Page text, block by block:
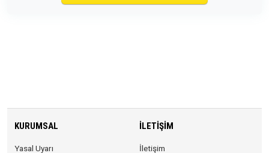
KURUMSAL
Yasal Uyarı
İLETIŞIM
İletişim